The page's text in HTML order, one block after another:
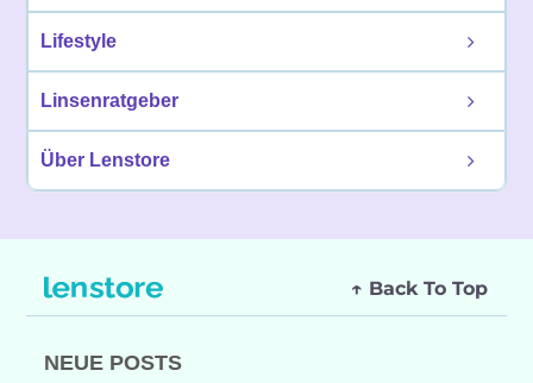
Lifestyle
Linsenratgeber
Über Lenstore
↑ Back To Top
NEUE POSTS